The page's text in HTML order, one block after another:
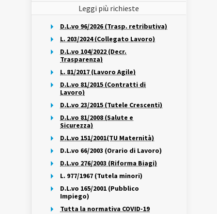
Leggi più richieste
D.L.vo 96/2026 (Trasp. retributiva)
L. 203/2024 (Collegato Lavoro)
D.L.vo 104/2022 (Decr.
Trasparenza)
L. 81/2017 (Lavoro Agile)
D.L.vo 81/2015 (Contratti di
Lavoro)
D.L.vo 23/2015 (Tutele Crescenti)
D.L.vo 81/2008 (Salute e
Sicurezza)
D.L.vo 151/2001(TU Maternità)
D.L.vo 66/2003 (Orario di Lavoro)
D.L.vo 276/2003 (Riforma Biagi)
L. 977/1967 (Tutela minori)
D.L.vo 165/2001 (Pubblico
Impiego)
Tutta la normativa COVID-19